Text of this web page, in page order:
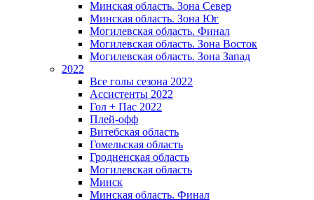
Минская область. Зона Север
Минская область. Зона Юг
Могилевская область. Финал
Могилевская область. Зона Восток
Могилевская область. Зона Запад
2022
Все голы сезона 2022
Ассистенты 2022
Гол + Пас 2022
Плей-офф
Витебская область
Гомельская область
Гродненская область
Могилевская область
Минск
Mинская область. Финал